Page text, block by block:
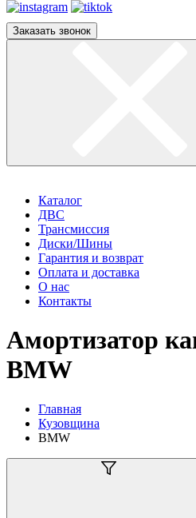
Заказать звонок
Каталог
ДВС
Трансмиссия
Диски/Шины
Гарантия и возврат
Оплата и доставка
О нас
Контакты
Амортизатор
BMW
Главная
Кузовщина
BMW